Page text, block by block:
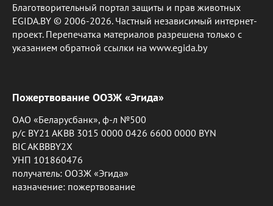
Благотворительный портал защиты и прав животных
EGIDA.BY © 2006-2026. Частный независимый интернет-
проект. Перепечатка материалов разрешена только с
указанием обратной ссылки на www.egida.by
Пожертвование ООЗЖ «Эгида»
ОАО «Беларусбанк», ф-л №500
р/с BY21 AKBB 3015 0000 0426 6600 0000 BYN
BIC AKBBBY2X
УНП 101860476
получатель: ООЗЖ «Эгида»
назначение: пожертвование